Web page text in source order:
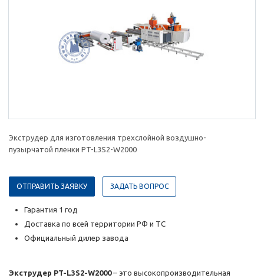
Экструдер для изготовления трехслойной воздушно-
пузырчатой пленки PT-L3S2-W2000
ОТПРАВИТЬ ЗАЯВКУ ЗАДАТЬ ВОПРОС
Гарантия 1 год
Доставка по всей территории РФ и ТС
Официальный дилер завода
Экструдер PT-L3S2-W2000– это высокопроизводительная